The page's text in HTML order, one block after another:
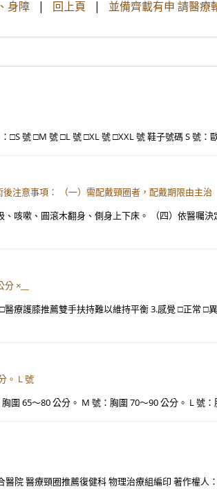
身障 | 回上頁 | 並備齊載有申 請醫療
□S 號 □M 號 □L 號 □XL 號 □XXL 號 鞋子號碼 S 號
注意事項： （一）需配戴頸圈者，配戴期限由主治
咳嗽、圓滾木翻身、側身上下床。 （四）依醫囑
×__
療護膝推薦雙手扶持難以維持平衡 3.感覺 □正常 □
。 L 號
圍 65～80 公分。 M 號：胸圍 70～90 公分。 L 號
院 醫療頸圈推薦復健科 物理治療組編印 著作權